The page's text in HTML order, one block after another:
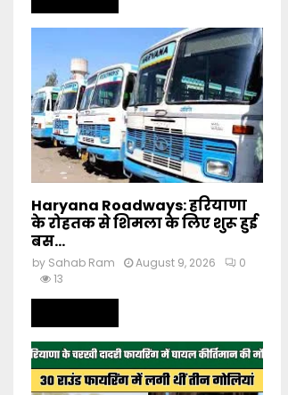
Haryana Roadways: हरियाणा
के रोहतक से शिमला के लिए शुरू हुई
बस...
by Sahab Ram August 9, 2026
0
13